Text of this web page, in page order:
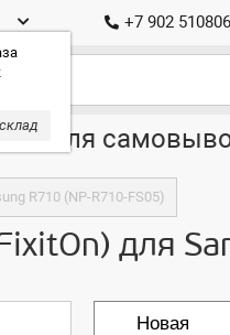
+7 902
для
R710 (NP-R710-FS05)
для
Новая